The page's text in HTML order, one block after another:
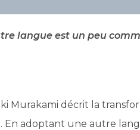
langue est un peu
Murakami décrit la
En adoptant une autre